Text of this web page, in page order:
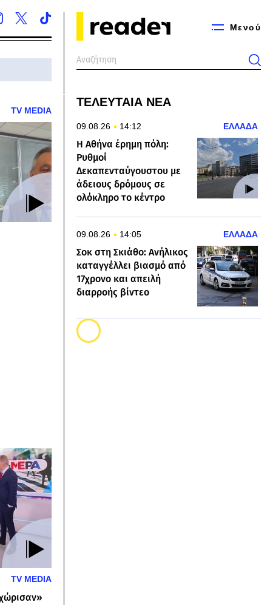
Μενού
TV MEDIA
TV MEDIA
ΤΕΛΕΥΤΑΙΑ ΝΕΑ
09.08.26 14:12 ΕΛΛΑΔΑ
Η Αθήνα έρημη πόλη:
Ρυθμοί
Δεκαπενταύγουστου με
άδειους δρόμους σε
ολόκληρο το κέντρο
09.08.26 14:05 ΕΛΛΑΔΑ
Σοκ στη Σκιάθο: Ανήλικος
καταγγέλλει βιασμό από
17χρονο και απειλή
διαρροής βίντεο